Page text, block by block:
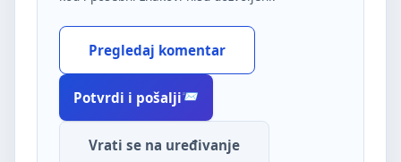
Pregledaj komentar
Potvrdi i pošalji
Vrati se na uređivanje